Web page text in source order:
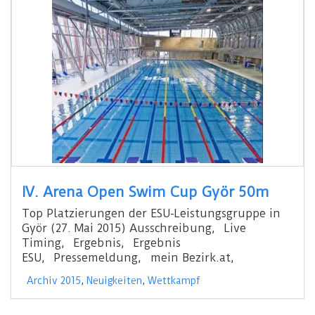
IV. Arena Open Swim Cup Györ 50m
Top Platzierungen der ESU-Leistungsgruppe in
Györ (27. Mai 2015) Ausschreibung, Live
Timing, Ergebnis, Ergebnis
ESU, Pressemeldung, mein Bezirk.at,
Archiv 2015, Neuigkeiten, Wettkampf